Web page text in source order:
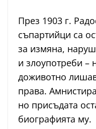
През 1903 г.
съпартийци са
за измяна,
и злоупотреби –
доживотно
права.
но присъдата
биографията му.